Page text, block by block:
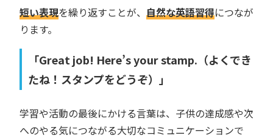
短い表現を繰り返すことが、 自然な英語習得につなが
ります。
「Great job! Here’s your stamp.（よくでき
たね！スタンプをどうぞ）」
学習や活動の最後にかける言葉は、子供の達成感や次
へのやる気につながる大切なコミュニケーションで